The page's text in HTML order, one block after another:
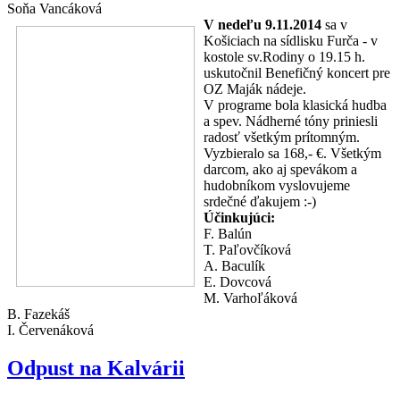
Soňa Vancáková
V nedeľu 9.11.2014 sa v
Košiciach na sídlisku Furča - v
kostole sv.Rodiny o 19.15 h.
uskutočnil Benefičný koncert pre
OZ Maják nádeje.
V programe bola klasická hudba
a spev. Nádherné tóny priniesli
radosť všetkým prítomným.
Vyzbieralo sa 168,- €. Všetkým
darcom, ako aj spevákom a
hudobníkom vyslovujeme
srdečné ďakujem :-)
Účinkujúci:
F. Balún
T. Paľovčíková
A. Baculík
E. Dovcová
M. Varhoľáková
B. Fazekáš
I. Červenáková
Odpust na Kalvárii